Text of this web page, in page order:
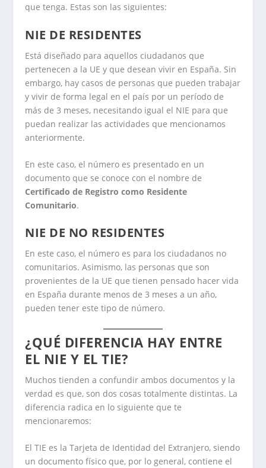
que tenga. Estas son las siguientes:
NIE DE RESIDENTES
Está diseñado para aquellos ciudadanos que
pertenecen a la UE y que desean vivir en España. Sin
embargo, hay casos de personas que pueden trabajar
y vivir de forma legal en el país por un período de
más de 3 meses, necesitando igual el NIE para que
puedan realizar las actividades que mencionamos
anteriormente.
En este caso, el número es presentado en un
documento que se conoce con el nombre de
Certificado de Registro como Residente
Comunitario.
NIE DE NO RESIDENTES
En este caso, el número es para los ciudadanos no
comunitarios. Asimismo, las personas que son
provenientes de la UE que tienen pensado hacer vida
en España durante menos de 3 meses a un año,
pueden tener este tipo de número.
¿QUÉ DIFERENCIA HAY ENTRE
EL NIE Y EL TIE?
Muchos tienden a confundir ambos documentos y la
verdad es que, son dos cosas totalmente distintas. La
diferencia radica en lo siguiente que te
mencionaremos:
El TIE es la Tarjeta de Identidad del Extranjero, siendo
un documento físico que, por lo general, contiene el